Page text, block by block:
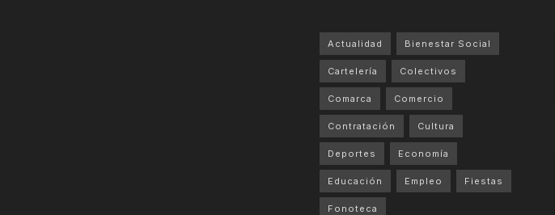
Actualidad Bienestar Social
Cartelería Colectivos
Comarca Comercio
Contratación Cultura
Deportes Economía
Educación Empleo Fiestas
Fonoteca